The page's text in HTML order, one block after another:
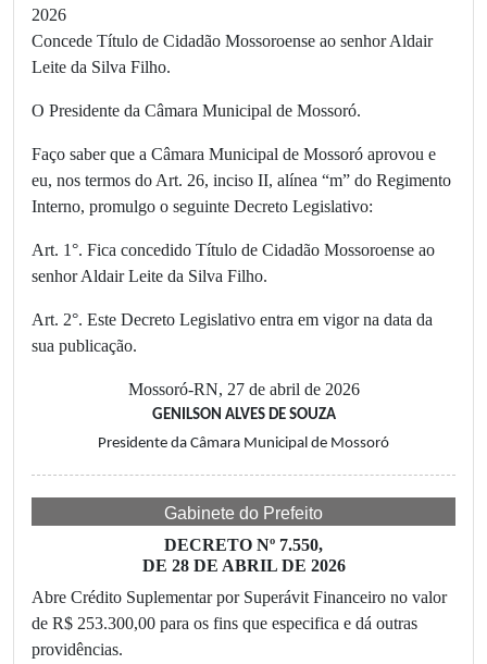
2026
Concede Título de Cidadão Mossoroense ao senhor Aldair
Leite da Silva Filho.
O Presidente da Câmara Municipal de Mossoró.
Faço saber que a Câmara Municipal de Mossoró aprovou e
eu, nos termos do Art. 26, inciso II, alínea “m” do Regimento
Interno, promulgo o seguinte Decreto Legislativo:
Art. 1°. Fica concedido Título de Cidadão Mossoroense ao
senhor Aldair Leite da Silva Filho.
Art. 2°. Este Decreto Legislativo entra em vigor na data da
sua publicação.
Mossoró-RN, 27 de abril de 2026
GENILSON ALVES DE SOUZA
Presidente da Câmara Municipal de Mossoró
Gabinete do Prefeito
DECRETO Nº 7.550,
DE 28 DE ABRIL DE 2026
Abre Crédito Suplementar por Superávit Financeiro no valor
de R$ 253.300,00 para os fins que especifica e dá outras
providências.